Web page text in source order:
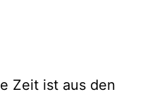
Zeit ist aus den